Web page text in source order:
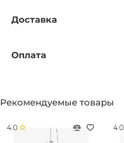
Доставка
Оплата
Рекомендуемые товары
4.0 4.0